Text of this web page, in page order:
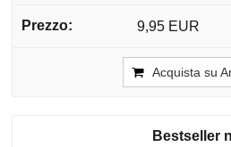
9,95 EUR
Acquista su